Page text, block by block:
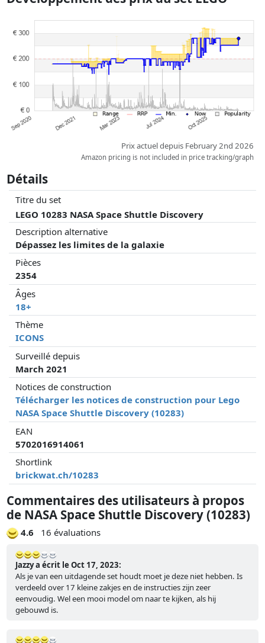
partenaires n'a aucune influence sur celui-ci. Ce n'est qu'à prix égaux
que les réalisations historiques peuvent influencer l'ordre.
Prix actuel depuis February 2nd 2026
Amazon pricing is not included in price tracking/graph
Détails
Titre du set
LEGO 10283 NASA Space Shuttle Discovery
Description alternative
Dépassez les limites de la galaxie
Pièces
2354
Âges
18+
Thème
ICONS
Surveillé depuis
March 2021
Notices de construction
Télécharger les notices de construction pour Lego
NASA Space Shuttle Discovery (10283)
EAN
5702016914061
Shortlink
brickwat.ch/10283
Commentaires des utilisateurs à propos
de NASA Space Shuttle Discovery (10283)
4.6 16 évaluations
Jazzy a écrit le Oct 17, 2023:
Als je van een uitdagende set houdt moet je deze niet hebben. Is
verdeeld over 17 kleine zakjes en de instructies zijn zeer
eenvoudig. Wel een mooi model om naar te kijken, als hij
gebouwd is.